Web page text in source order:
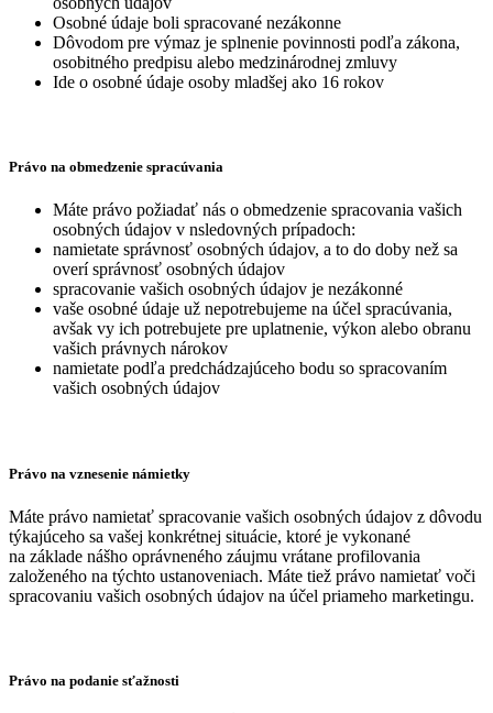
Osobné údaje boli spracované nezákonne
Dôvodom pre výmaz je splnenie povinnosti podľa zákona,
osobitného predpisu alebo medzinárodnej zmluvy
Ide o osobné údaje osoby mladšej ako 16 rokov
Právo na obmedzenie spracúvania
Máte právo požiadať nás o obmedzenie spracovania vašich
osobných údajov v nsledovných prípadoch:
namietate správnosť osobných údajov, a to do doby než sa
overí správnosť osobných údajov
spracovanie vašich osobných údajov je nezákonné
vaše osobné údaje už nepotrebujeme na účel spracúvania,
avšak vy ich potrebujete pre uplatnenie, výkon alebo obranu
vašich právnych nárokov
namietate podľa predchádzajúceho bodu so spracovaním
vašich osobných údajov
Právo na vznesenie námietky
Máte právo namietať spracovanie vašich osobných údajov z dôvodu
týkajúceho sa vašej konkrétnej situácie, ktoré je vykonané
na základe nášho oprávneného záujmu vrátane profilovania
založeného na týchto ustanoveniach. Máte tiež právo namietať voči
spracovaniu vašich osobných údajov na účel priameho marketingu.
Právo na podanie sťažnosti